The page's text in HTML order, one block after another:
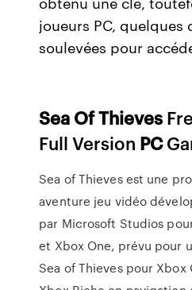
joueurs PC,
soulevées pour
Sea OfThieves
Full Version PC
Sea of Thieves est une
aventure jeu vidéo
par Microsoft Studios
et Xbox One, prévu pour
Sea of Thieves pour Xbox